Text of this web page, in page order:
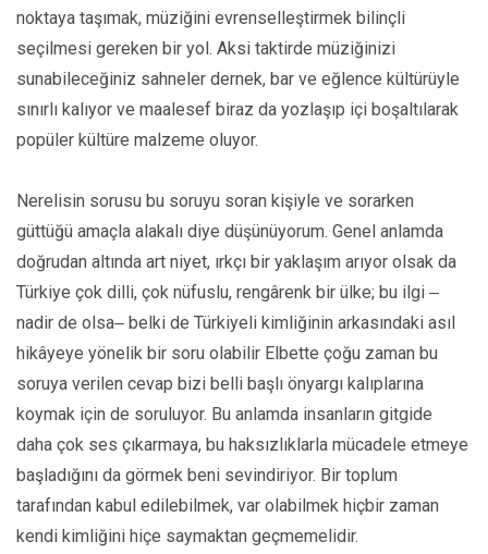
noktaya taşımak, müziğini evrenselleştirmek bilinçli
seçilmesi gereken bir yol. Aksi taktirde müziğinizi
sunabileceğiniz sahneler dernek, bar ve eğlence kültürüyle
sınırlı kalıyor ve maalesef biraz da yozlaşıp içi boşaltılarak
popüler kültüre malzeme oluyor.
Nerelisin sorusu bu soruyu soran kişiyle ve sorarken
güttüğü amaçla alakalı diye düşünüyorum. Genel anlamda
doğrudan altında art niyet, ırkçı bir yaklaşım arıyor olsak da
Türkiye çok dilli, çok nüfuslu, rengârenk bir ülke; bu ilgi ‒
nadir de olsa‒ belki de Türkiyeli kimliğinin arkasındaki asıl
hikâyeye yönelik bir soru olabilir Elbette çoğu zaman bu
soruya verilen cevap bizi belli başlı önyargı kalıplarına
koymak için de soruluyor. Bu anlamda insanların gitgide
daha çok ses çıkarmaya, bu haksızlıklarla mücadele etmeye
başladığını da görmek beni sevindiriyor. Bir toplum
tarafından kabul edilebilmek, var olabilmek hiçbir zaman
kendi kimliğini hiçe saymaktan geçmemelidir.